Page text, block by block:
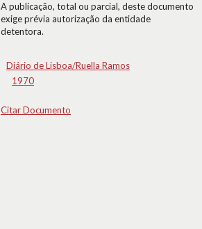
A publicação, total ou parcial, deste documento
exige prévia autorização da entidade
detentora.
Diário de Lisboa/Ruella Ramos
1970
Citar Documento